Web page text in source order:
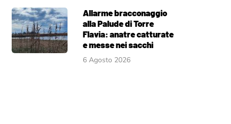
Allarme bracconaggio
alla Palude di Torre
Flavia: anatre catturate
e messe nei sacchi
6 Agosto 2026